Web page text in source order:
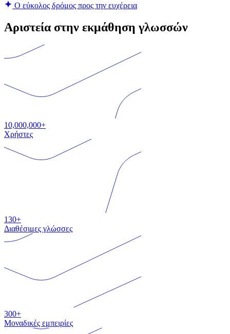
Ο εύκολος δρόμος προς την ευχέρεια
Αριστεία στην εκμάθηση γλωσσών
10,000,000+
Χρήστες
130+
Διαθέσιμες γλώσσες
300+
Μοναδικές εμπειρίες